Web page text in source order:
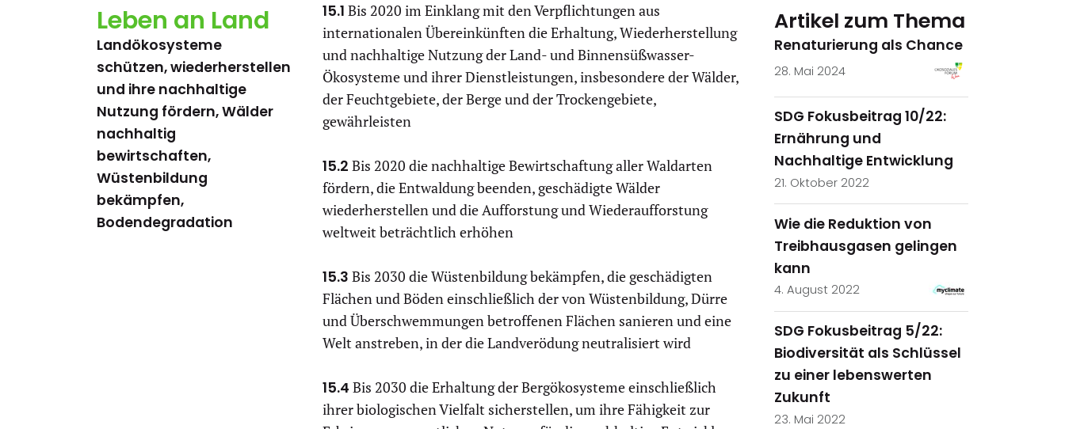
Leben an Land
Landökosysteme
schützen, wiederherstellen
und ihre nachhaltige
Nutzung fördern, Wälder
nachhaltig
bewirtschaften,
Wüstenbildung
bekämpfen,
Bodendegradation
15.1 Bis 2020 im Einklang mit den Verpflichtungen aus
internationalen Übereinkünften die Erhaltung, Wiederherstellung
und nachhaltige Nutzung der Land- und Binnensüßwasser-
Ökosysteme und ihrer Dienstleistungen, insbesondere der Wälder,
der Feuchtgebiete, der Berge und der Trockengebiete,
gewährleisten
15.2 Bis 2020 die nachhaltige Bewirtschaftung aller Waldarten
fördern, die Entwaldung beenden, geschädigte Wälder
wiederherstellen und die Aufforstung und Wiederaufforstung
weltweit beträchtlich erhöhen
15.3 Bis 2030 die Wüstenbildung bekämpfen, die geschädigten
Flächen und Böden einschließlich der von Wüstenbildung, Dürre
und Überschwemmungen betroffenen Flächen sanieren und eine
Welt anstreben, in der die Landverödung neutralisiert wird
15.4 Bis 2030 die Erhaltung der Bergökosysteme einschließlich
ihrer biologischen Vielfalt sicherstellen, um ihre Fähigkeit zur
Artikel zum Thema
Renaturierung als Chance
28. Mai 2024
SDG Fokusbeitrag 10/22:
Ernährung und
Nachhaltige Entwicklung
21. Oktober 2022
Wie die Reduktion von
Treibhausgasen gelingen
kann
4. August 2022
SDG Fokusbeitrag 5/22:
Biodiversität als Schlüssel
zu einer lebenswerten
Zukunft
23. Mai 2022